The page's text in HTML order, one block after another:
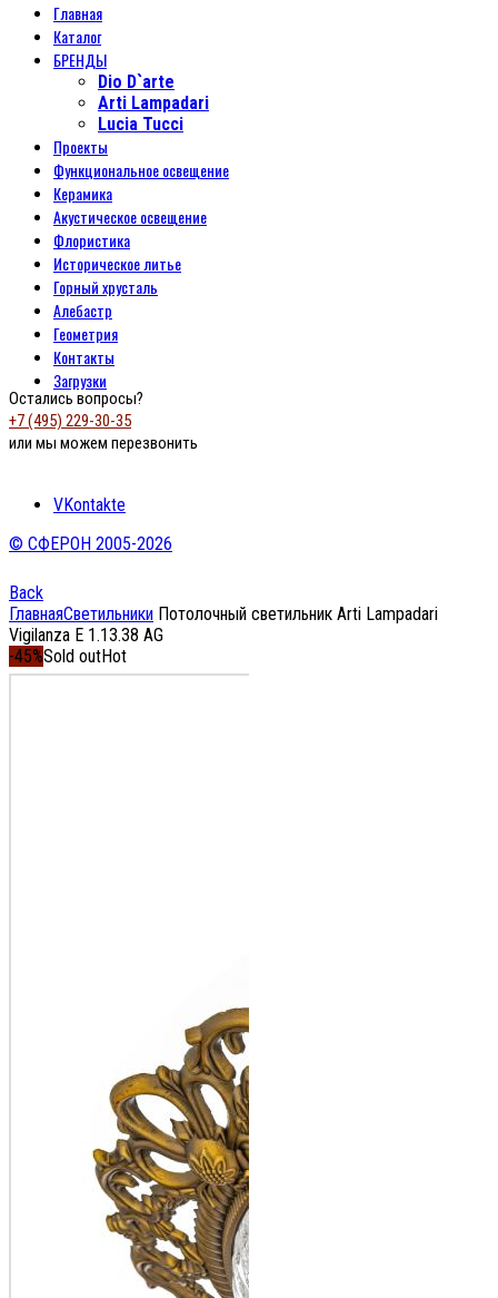
Главная
Каталог
БРЕНДЫ
Dio D`arte
Arti Lampadari
Lucia Tucci
Проекты
Функциональное освещение
Керамика
Акустическое освещение
Флористика
Историческое литье
Горный хрусталь
Алебастр
Геометрия
Контакты
Загрузки
Остались вопросы?
+7 (495) 229-30-35
или мы можем перезвонить
VKontakte
© СФЕРОН 2005-2026
Back
ГлавнаяСветильники Потолочный светильник Arti Lampadari
Vigilanza E 1.13.38 AG
-45%Sold outHot